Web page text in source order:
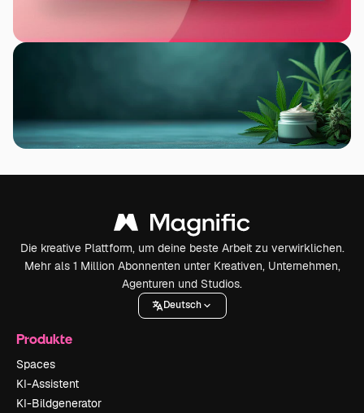
Die kreative Plattform, um deine beste Arbeit zu verwirklichen.
Mehr als 1 Million Abonnenten unter Kreativen, Unternehmen,
Agenturen und Studios.
Deutsch
Produkte
Spaces
KI-Assistent
KI-Bildgenerator